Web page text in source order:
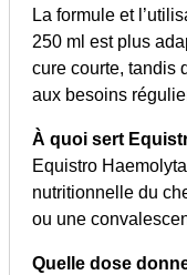
La formule et
250 ml est plus
cure courte, tandis
aux besoins
À quoi sert
Equistro
nutritionnelle du
ou une
Quelle dose